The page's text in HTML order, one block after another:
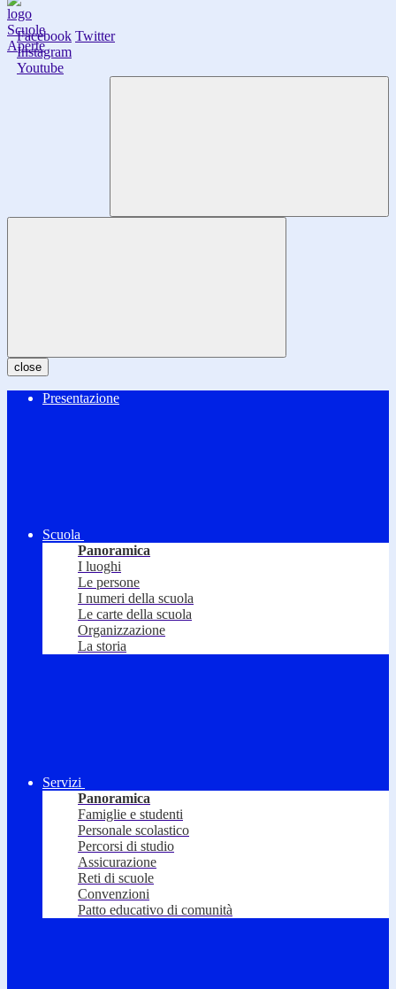
Facebook Twitter
Instagram
Youtube
close
Presentazione
Scuola
Panoramica
I luoghi
Le persone
I numeri della scuola
Le carte della scuola
Organizzazione
La storia
Servizi
Panoramica
Famiglie e studenti
Personale scolastico
Percorsi di studio
Assicurazione
Reti di scuole
Convenzioni
Patto educativo di comunità